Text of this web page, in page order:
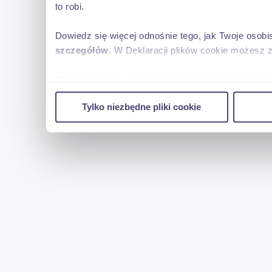
to robi.
Dowiedz się więcej odnośnie tego, jak Twoje
szczegółów. W Deklaracji plików cookie możesz
w naszej witrynie. Informacje o tym, jak
reklamowym i analitycznym. Partnerzy mogą
uzyskanymi podczas korzystania z ich usług.
Tylko niezbędne pliki cookie